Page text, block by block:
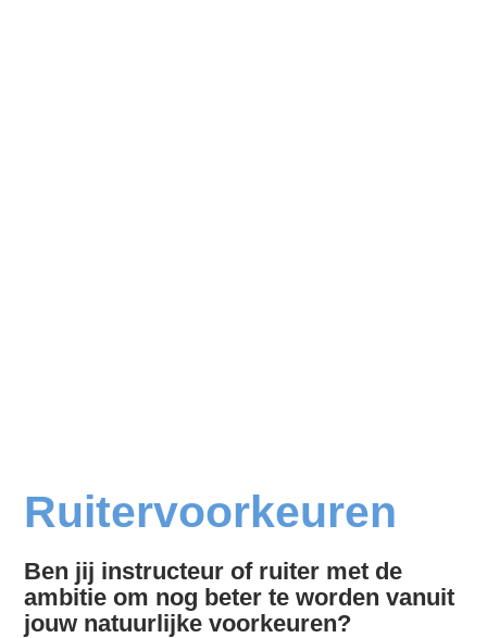
Ruitervoorkeuren
Ben jij instructeur of ruiter met de
ambitie om nog beter te worden vanuit
jouw natuurlijke voorkeuren?